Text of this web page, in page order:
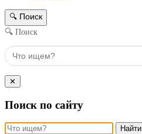
🔍 Поиск
🔍 Поиск
✕
Поиск по сайту
Найти